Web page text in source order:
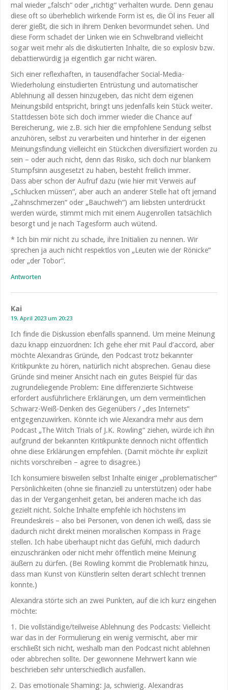
mal wieder „falsch“ oder „richtig“ verhalten wurde. Denn genau
diese oft so überheblich wirkende Form ist es, die Öl ins Feuer all
derer gießt, die sich in ihrem Denken bevormundet sehen. Und
diese Form schadet der Linken wie ein Schwelbrand vielleicht
sogar weit mehr als die diskutierten Inhalte, die so explosiv bzw.
debattierwürdig ja eigentlich gar nicht wären.
Sich einer reflexhaften, in tausendfacher Social-Media-
Wiederholung einstudierten Entrüstung und automatischer
Ablehnung all dessen hinzugeben, das nicht dem eigenen
Meinungsbild entspricht, bringt uns jedenfalls kein Stück weiter.
Stattdessen böte sich doch immer wieder die Chance auf
Bereicherung, wie z.B. sich hier die empfohlene Sendung selbst
anzuhören, selbst zu verarbeiten und hinterher in der eigenen
Meinungsfindung vielleicht ein Stückchen diversifiziert worden zu
sein – oder auch nicht, denn das Risiko, sich doch nur blankem
Stumpfsinn ausgesetzt zu haben, besteht freilich immer.
Dass aber schon der Aufruf dazu (wie hier mit Verweis auf
„Schlucken müssen“, aber auch an anderer Stelle hat oft jemand
„Zahnschmerzen“ oder „Bauchweh“) am liebsten unterdrückt
werden würde, stimmt mich mit einem Augenrollen tatsächlich
besorgt und je nach Tagesform auch wütend.
* Ich bin mir nicht zu schade, ihre Initialien zu nennen. Wir
sprechen ja auch nicht respektlos von „Leuten wie der Rönicke“
oder „der Tobor“.
Antworten
Kai
19. April 2023 um 20:23
Ich finde die Diskussion ebenfalls spannend. Um meine Meinung
dazu knapp einzuordnen: Ich gehe eher mit Paul d’accord, aber
möchte Alexandras Gründe, den Podcast trotz bekannter
Kritikpunkte zu hören, natürlich nicht absprechen. Genau diese
Gründe sind meiner Ansicht nach ein gutes Beispiel für das
zugrundeliegende Problem: Eine differenzierte Sichtweise
erfordert ausführlichere Erklärungen, um dem vermeintlichen
Schwarz-Weiß-Denken des Gegenübers / „des Internets“
entgegenzuwirken. Könnte ich wie Alexandra mehr aus dem
Podcast „The Witch Trials of J.K. Rowling“ ziehen, würde ich ihn
aufgrund der bekannten Kritikpunkte dennoch nicht öffentlich
ohne diese Erklärungen empfehlen. (Damit möchte ihr explizit
nichts vorschreiben – agree to disagree.)
Ich konsumiere bisweilen selbst Inhalte einiger „problematischer“
Persönlichkeiten (ohne sie finanziell zu unterstützen) oder habe
das in der Vergangenheit getan, bei anderen mache ich das
gezielt nicht. Solche Inhalte empfehle ich höchstens im
Freundeskreis – also bei Personen, von denen ich weiß, dass sie
dadurch nicht direkt meinen moralischen Kompass in Frage
stellen. Ich habe überhaupt nicht das Gefühl, mich dadurch
einzuschränken oder nicht mehr öffentlich meine Meinung
äußern zu dürfen. (Bei Rowling kommt die Problematik hinzu,
dass man Kunst von Künstlerin selten derart schlecht trennen
konnte.)
Alexandra störte sich an zwei Punkten, auf die ich kurz eingehen
möchte:
1. Die vollständige/teilweise Ablehnung des Podcasts: Vielleicht
war das in der Formulierung ein wenig vermischt, aber mir
erschließt sich nicht, weshalb man den Podcast nicht ablehnen
oder abbrechen sollte. Der gewonnene Mehrwert kann wie
beschrieben sehr unterschiedlich ausfallen.
2. Das emotionale Shaming: Ja, schwierig. Alexandras